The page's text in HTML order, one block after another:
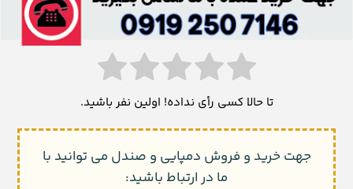
تا حالا کسی رأی نداده! اولین نفر باشید.
جهت خرید و فروش دمپایی و صندل می توانید با
ما در ارتباط باشید: